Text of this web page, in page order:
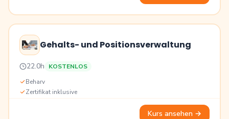
Gehalts- und Positionsverwaltung
Bildung
22.0h Preis
KOSTENLOS
Beharv
Zertifikat inklusive
Kurs ansehen →